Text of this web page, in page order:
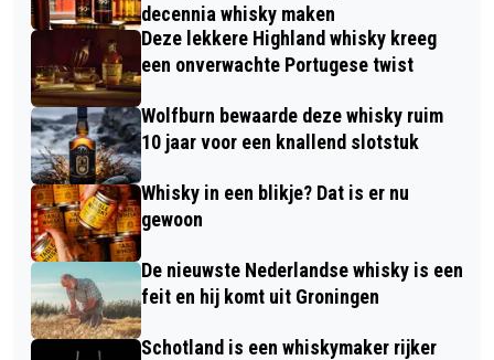
decennia whisky maken
Deze lekkere Highland whisky kreeg
een onverwachte Portugese twist
Wolfburn bewaarde deze whisky ruim
10 jaar voor een knallend slotstuk
Whisky in een blikje? Dat is er nu
gewoon
De nieuwste Nederlandse whisky is een
feit en hij komt uit Groningen
Schotland is een whiskymaker rijker